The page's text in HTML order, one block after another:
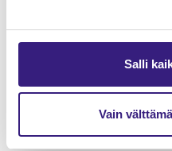
Salli
Vain
tulouttaminen
hallinta